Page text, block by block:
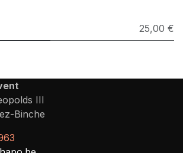
25,00 €
III
Binche